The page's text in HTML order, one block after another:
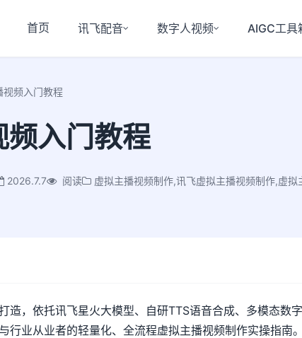
首页 讯飞配音 数字人视频 AIGC工具
视频入门教程
频入门教程
2026.7.7 阅读 虚拟主播视频制作,讯飞虚拟主播视频制作,虚拟
造，依托讯飞星火大模型、自研TTS语音合成、多模态数
行业从业者的轻量化、全流程虚拟主播视频制作实操指南